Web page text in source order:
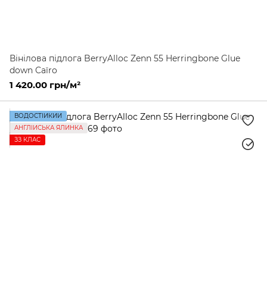
Вінілова підлога BerryAlloc Zenn 55 Herringbone Glue
down Caïro
1 420.00 грн/м²
ВОДОСТІЙКИЙ
АНГЛІЙСЬКА ЯЛИНКА
ЗЗ КЛАС